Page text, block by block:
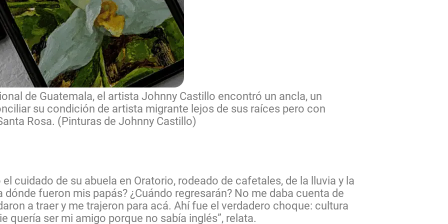
de Guatemala, el artista Johnny Castillo encontró un ancla, un
su condición de artista migrante lejos de sus raíces pero con
Rosa. (Pinturas de Johnny Castillo)
cuidado de su abuela en Oratorio, rodeado de cafetales, de la lluvia y la
fueron mis papás? ¿Cuándo regresarán? No me daba cuenta de
a traer y me trajeron para acá. Ahí fue el verdadero choque: cultura
quería ser mi amigo porque no sabía inglés”, relata.